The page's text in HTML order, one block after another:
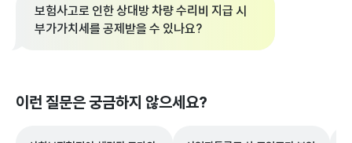
보험사고로 인한 상대방 차량 수리비 지급 시
부가가치세를 공제받을 수 있나요?
이런 질문은 궁금하지 않으세요?